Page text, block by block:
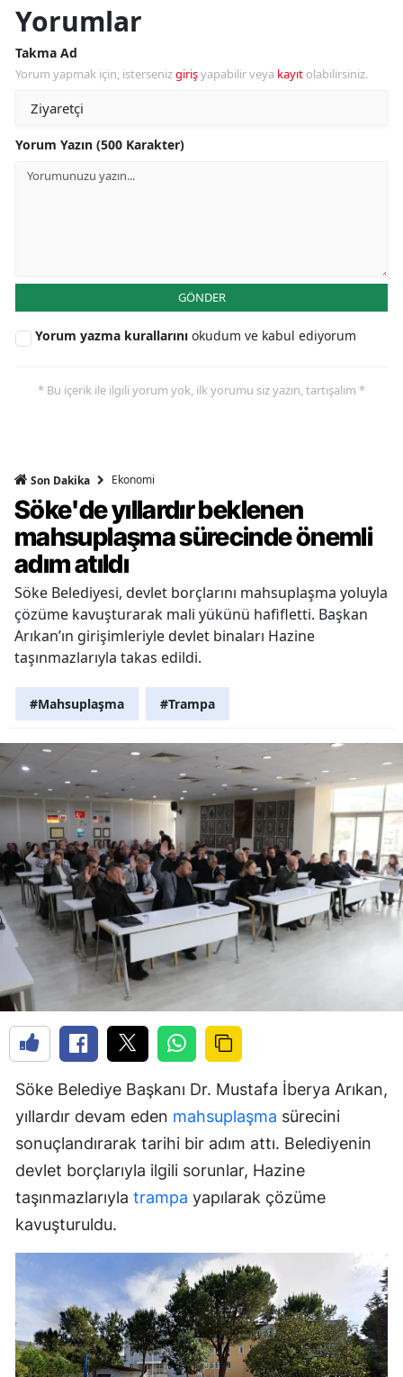
Yorumlar
Takma Ad
Yorum yapmak için, istersenizgirişyapabilir veya kayıt olabilirsiniz.
Yorum Yazın (500 Karakter)
GÖNDER
Yorum yazma kurallarını okudum ve kabul ediyorum
* Bu içerik ile ilgili yorum yok, ilk yorumu siz yazın, tartışalım *
Son Dakika Ekonomi
Söke'de yıllardır beklenen
mahsuplaşma sürecinde önemli
adım atıldı
Söke Belediyesi, devlet borçlarını mahsuplaşma yoluyla
çözüme kavuşturarak mali yükünü hafifletti. Başkan
Arıkan’ın girişimleriyle devlet binaları Hazine
taşınmazlarıyla takas edildi.
#Mahsuplaşma #Trampa
Söke Belediye Başkanı Dr. Mustafa İberya Arıkan,
yıllardır devam eden mahsuplaşma sürecini
sonuçlandırarak tarihi bir adım attı. Belediyenin
devlet borçlarıyla ilgili sorunlar, Hazine
taşınmazlarıyla trampa yapılarak çözüme
kavuşturuldu.